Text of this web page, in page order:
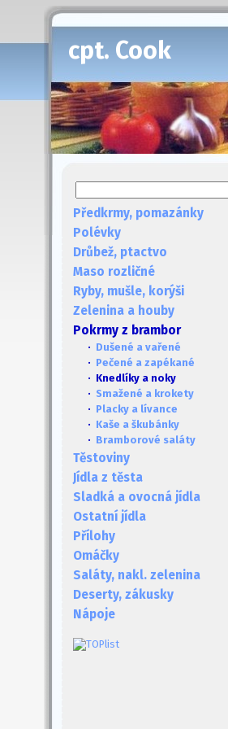
cpt. Cook
Předkrmy, pomazánky
Polévky
Drůbež, ptactvo
Maso rozličné
Ryby, mušle, korýši
Zelenina a houby
Pokrmy z brambor
· Dušené a vařené
· Pečené a zapékané
· Knedlíky a noky
· Smažené a krokety
· Placky a lívance
· Kaše a škubánky
· Bramborové saláty
Těstoviny
Jídla z těsta
Sladká a ovocná jídla
Ostatní jídla
Přílohy
Omáčky
Saláty, nakl. zelenina
Deserty, zákusky
Nápoje